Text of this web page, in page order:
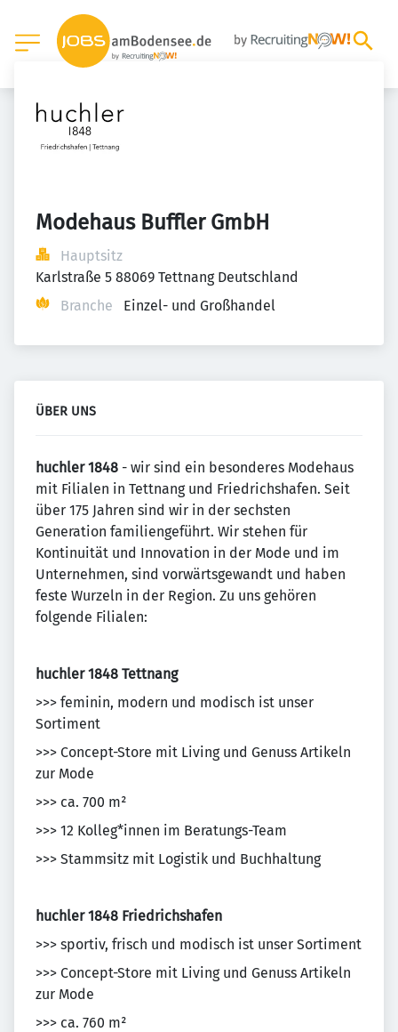
Modehaus Buffler GmbH
Hauptsitz
Karlstraße 5 88069 Tettnang Deutschland
Branche
Einzel- und Großhandel
ÜBER UNS
huchler 1848 - wir sind ein besonderes Modehaus
mit Filialen in Tettnang und Friedrichshafen. Seit
über 175 Jahren sind wir in der sechsten
Generation familiengeführt. Wir stehen für
Kontinuität und Innovation in der Mode und im
Unternehmen, sind vorwärtsgewandt und haben
feste Wurzeln in der Region. Zu uns gehören
folgende Filialen:
huchler 1848 Tettnang
>>> feminin, modern und modisch ist unser
Sortiment
>>> Concept-Store mit Living und Genuss Artikeln
zur Mode
>>> ca. 700 m²
>>> 12 Kolleg*innen im Beratungs-Team
>>> Stammsitz mit Logistik und Buchhaltung
huchler 1848 Friedrichshafen
>>> sportiv, frisch und modisch ist unser Sortiment
>>> Concept-Store mit Living und Genuss Artikeln
zur Mode
>>> ca. 760 m²